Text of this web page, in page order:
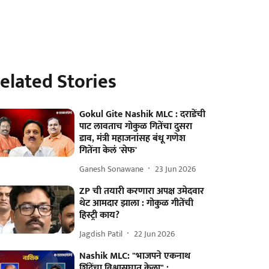
Stories
Gokul Gite Nashik MLC : दराडेंची
पाट लावताच गोकुळ गितेंचा दुसरा
डाव, मंत्री महाजनांसह बंधू गणेश
गितेंना केलं 'सेफ'
Ganesh Sonawane 23 Jun 2026
ZP ची तयारी करणारा अपक्ष उमेदवार
थेट आमदार झाला : गोकुळ गीतेंची
हिस्ट्री काय?
Jagdish Patil 22 Jun 2026
Nashik MLC: "भाजपने एकनाथ